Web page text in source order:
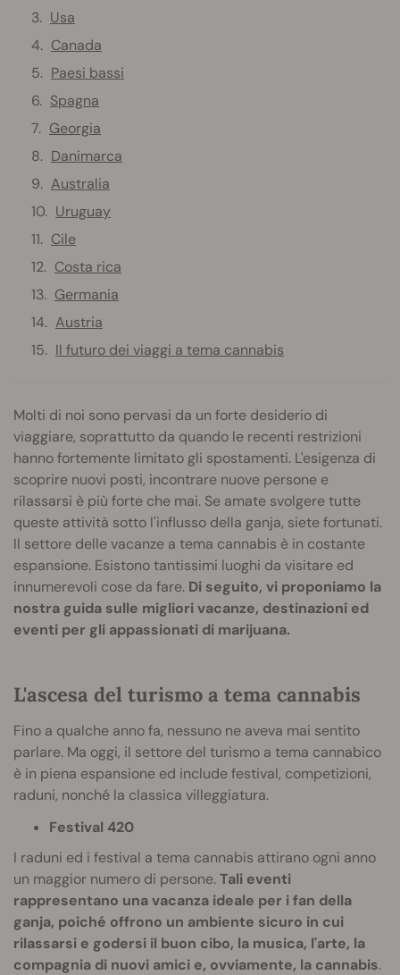
Usa
Canada
Paesi bassi
Spagna
Georgia
Danimarca
Australia
Uruguay
Cile
Costa rica
Germania
Austria
Il futuro dei viaggi a tema cannabis
Molti di noi sono pervasi da un forte desiderio di
viaggiare, soprattutto da quando le recenti restrizioni
hanno fortemente limitato gli spostamenti. L'esigenza di
scoprire nuovi posti, incontrare nuove persone e
rilassarsi è più forte che mai. Se amate svolgere tutte
queste attività sotto l'influsso della ganja, siete fortunati.
Il settore delle vacanze a tema cannabis è in costante
espansione. Esistono tantissimi luoghi da visitare ed
innumerevoli cose da fare. Di seguito, vi proponiamo la
nostra guida sulle migliori vacanze, destinazioni ed
eventi per gli appassionati di marijuana.
L'ascesa del turismo a tema cannabis
Fino a qualche anno fa, nessuno ne aveva mai sentito
parlare. Ma oggi, il settore del turismo a tema cannabico
è in piena espansione ed include festival, competizioni,
raduni, nonché la classica villeggiatura.
Festival 420
I raduni ed i festival a tema cannabis attirano ogni anno
un maggior numero di persone.Tali eventi
rappresentano una vacanza ideale per i fan della
ganja, poiché offrono un ambiente sicuro in cui
rilassarsi e godersi il buon cibo, la musica, l'arte, la
compagnia di nuovi amici e, ovviamente, la cannabis.